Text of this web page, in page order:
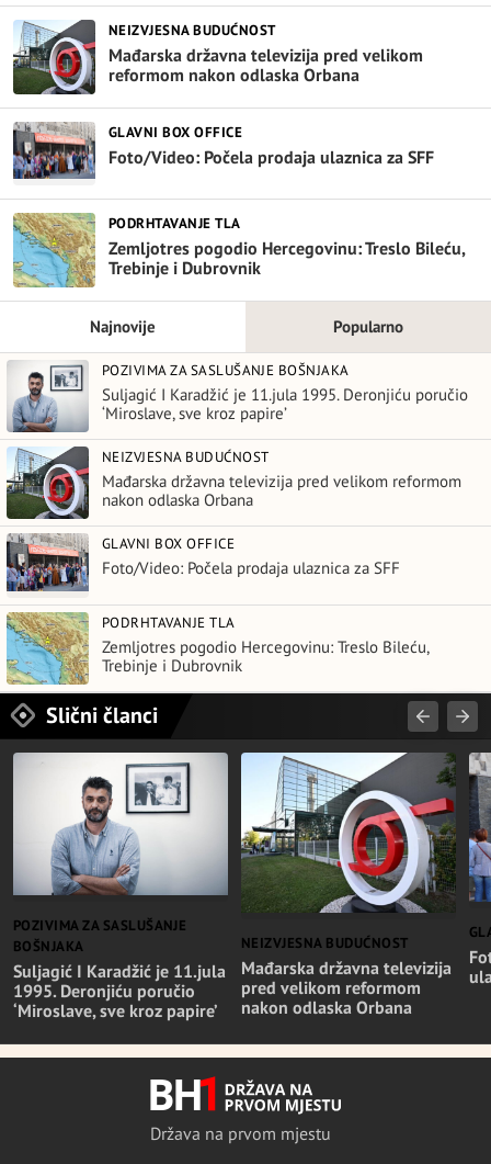
NEIZVJESNA BUDUĆNOST
Mađarska državna televizija pred velikom
reformom nakon odlaska Orbana
GLAVNI BOX OFFICE
Foto/Video: Počela prodaja ulaznica za SFF
PODRHTAVANJE TLA
Zemljotres pogodio Hercegovinu: Treslo Bileću,
Trebinje i Dubrovnik
Najnovije Popularno
POZIVIMA ZA SASLUŠANJE BOŠNJAKA
Suljagić I Karadžić je 11.jula 1995. Deronjiću poručio
‘Miroslave, sve kroz papire’
NEIZVJESNA BUDUĆNOST
Mađarska državna televizija pred velikom reformom
nakon odlaska Orbana
GLAVNI BOX OFFICE
Foto/Video: Počela prodaja ulaznica za SFF
PODRHTAVANJE TLA
Zemljotres pogodio Hercegovinu: Treslo Bileću,
Trebinje i Dubrovnik
Slični članci
POZIVIMA ZA SASLUŠANJE
BOŠNJAKA
Suljagić I Karadžić je 11.jula
1995. Deronjiću poručio
‘Miroslave, sve kroz papire’
NEIZVJESNA BUDUĆNOST
Mađarska državna televizija
pred velikom reformom
nakon odlaska Orbana
Država na prvom mjestu